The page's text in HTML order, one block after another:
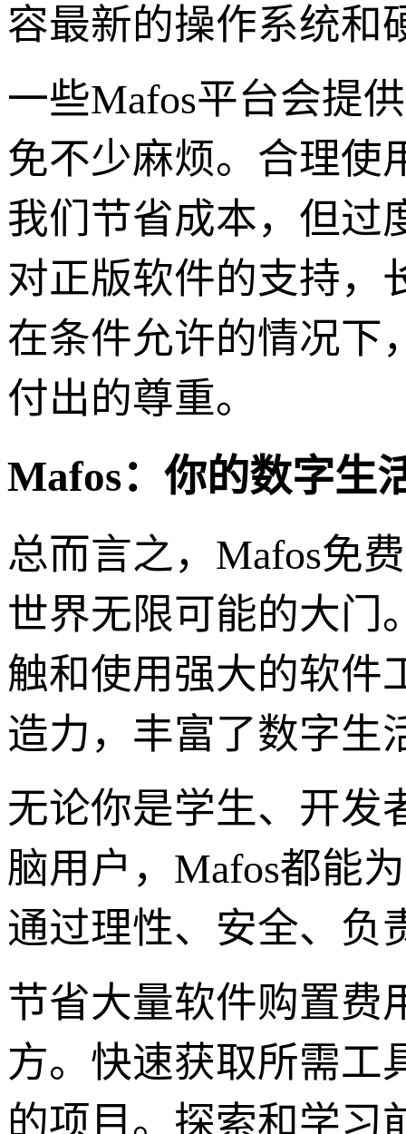
容最新的操作系统和
一些Mafos平台会提
免不少麻烦。合理使
我们节省成本，但过
对正版软件的支持，
在条件允许的情况下
付出的尊重。
Mafos：你的数字生
总而言之，Mafos免
世界无限可能的大门
触和使用强大的软件
造力，丰富了数字生
无论你是学生、开发
脑用户，Mafos都能
通过理性、安全、负
节省大量软件购置费
方。快速获取所需工
的项目。探索和学习